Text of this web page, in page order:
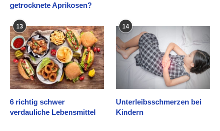
getrocknete Aprikosen?
13
6 richtig schwer
verdauliche Lebensmittel
14
Unterleibsschmerzen bei
Kindern